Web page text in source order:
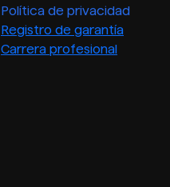
Política de privacidad
Registro de garantía
Carrera profesional